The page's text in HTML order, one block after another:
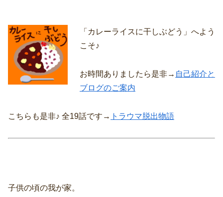
「カレーライスに干しぶどう」へよう
こそ♪
お時間ありましたら是非→ 自己紹介と
ブログのご案内
こちらも是非♪ 全19話です→ トラウマ脱出物語
子供の頃の我が家。